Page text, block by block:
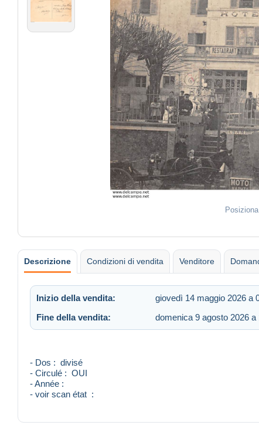
Descrizione Condizioni di vendita Venditore
Inizio della vendita: giovedì 14 maggio 2026 a
Fine della vendita:
domenica 9 agosto 2026 a
- Dos : divisé
- Circulé : OUI
- Année :
- voir scan état :